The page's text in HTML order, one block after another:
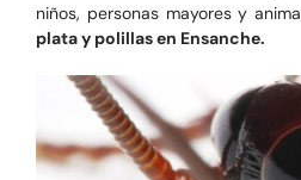
niños, personas mayores y
plata y polillas en Ensanche.